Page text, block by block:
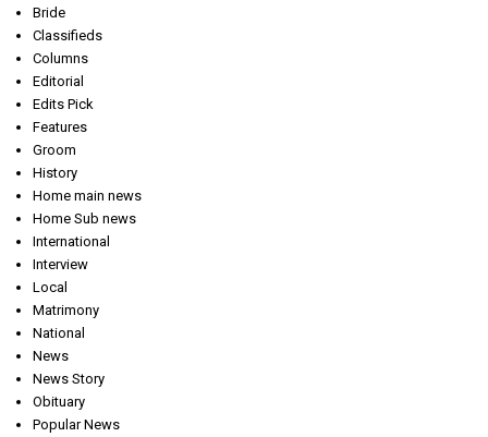
Bride
Classifieds
Columns
Editorial
Edits Pick
Features
Groom
History
Home main news
Home Sub news
International
Interview
Local
Matrimony
National
News
News Story
Obituary
Popular News